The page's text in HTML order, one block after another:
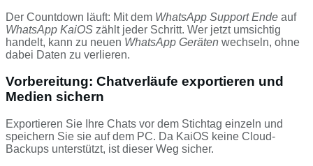
Der Countdown läuft: Mit dem WhatsApp Support Ende auf
WhatsApp KaiOS zählt jeder Schritt. Wer jetzt umsichtig
handelt, kann zu neuen WhatsApp Geräten wechseln, ohne
dabei Daten zu verlieren.
Vorbereitung: Chatverläufe exportieren und
Medien sichern
Exportieren Sie Ihre Chats vor dem Stichtag einzeln und
speichern Sie sie auf dem PC. Da KaiOS keine Cloud-
Backups unterstützt, ist dieser Weg sicher.